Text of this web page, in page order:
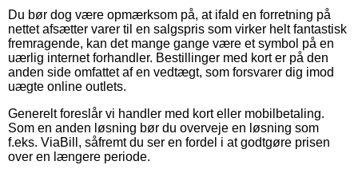
Du bør dog være opmærksom på, at ifald en forretning på
nettet afsætter varer til en salgspris som virker helt fantastisk
fremragende, kan det mange gange være et symbol på en
uærlig internet forhandler. Bestillinger med kort er på den
anden side omfattet af en vedtægt, som forsvarer dig imod
uægte online outlets.
Generelt foreslår vi handler med kort eller mobilbetaling.
Som en anden løsning bør du overveje en løsning som
f.eks. ViaBill, såfremt du ser en fordel i at godtgøre prisen
over en længere periode.